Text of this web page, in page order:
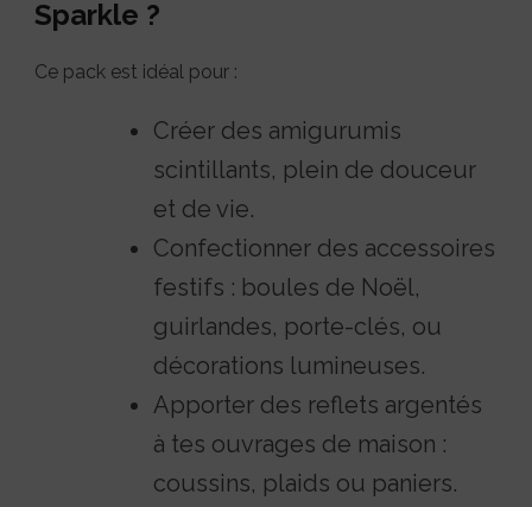
Sparkle ?
Ce pack est idéal pour :
Créer des amigurumis
scintillants, plein de douceur
et de vie.
Confectionner des accessoires
festifs : boules de Noël,
guirlandes, porte-clés, ou
décorations lumineuses.
Apporter des reflets argentés
à tes ouvrages de maison :
coussins, plaids ou paniers.